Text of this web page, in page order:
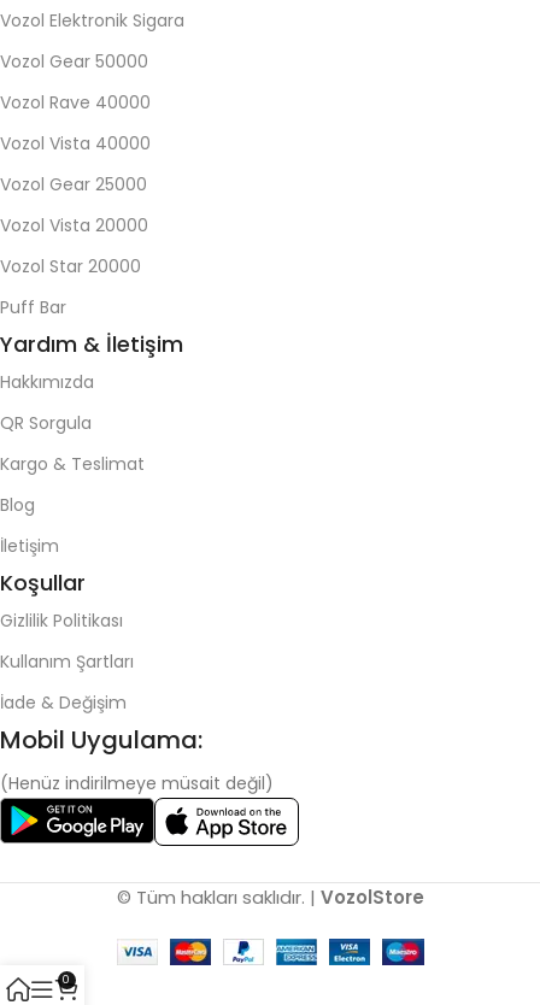
Vozol Elektronik Sigara
Vozol Gear 50000
Vozol Rave 40000
Vozol Vista 40000
Vozol Gear 25000
Vozol Vista 20000
Vozol Star 20000
Puff Bar
Yardım & İletişim
Hakkımızda
QR Sorgula
Kargo & Teslimat
Blog
İletişim
Koşullar
Gizlilik Politikası
Kullanım Şartları
İade & Değişim
Mobil Uygulama:
(Henüz indirilmeye müsait değil)
© Tüm hakları saklıdır. | VozolStore
0